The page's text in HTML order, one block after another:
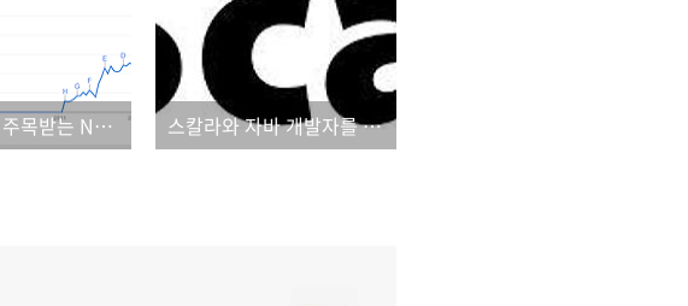
모바일 시대 주목받는 NoSQL, 카우치베이스 스칼라와 자바 개발자를 위한 궁극의 함수형 프로그래밍 입문서!